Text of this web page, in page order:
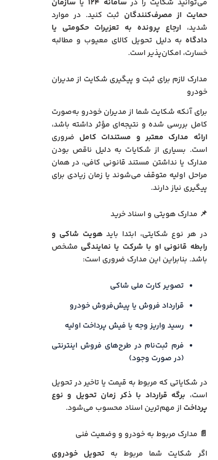
می‌توانید شکایت را در سامانه ۱۲۴ یا سازمان
حمایت از مصرف‌کنندگان ثبت کنید. در موارد
شدید، ارجاع پرونده به تعزیرات حکومتی یا
دادگاه به دلیل تحویل کالای معیوب و مطالبه
خسارت، امکان‌پذیر است.
مدارک لازم برای ثبت و پیگیری شکایت از مدیران
خودرو
برای آنکه شکایت شما از مدیران خودرو به‌صورت
کامل بررسی شده و نتیجه‌ای مؤثر داشته باشد،
ارائه مدارک معتبر و مستندات کامل ضروری
است. بسیاری از شکایات به دلیل ناقص بودن
مدارک یا نداشتن مستند قانونی کافی، در همان
مراحل اولیه متوقف می‌شوند یا زمان زیادی برای
پیگیری نیاز دارند.
📌 مدارک هویتی و اسناد خرید
در هر نوع شکایتی، ابتدا بایدهویت شاکی و
رابطه قانونی او با شرکت یا نمایندگی مشخص
باشد. بنابراین این مدارک ضروری است:
تصویر کارت ملی شاکی
قرارداد فروش یا پیش‌فروش خودرو
رسید واریز وجه یا فیش پرداخت اولیه
فرم ثبت‌نام در طرح‌های فروش اینترنتی
(در صورت وجود)
در شکایاتی که مربوط به قیمت یا تاخیر در تحویل
است، برگه قرارداد با ذکر زمان تحویل و نوع
پرداخت از مهم‌ترین اسناد محسوب می‌شود.
📄 مدارک مربوط به خودرو و وضعیت فنی
اگر شکایت شما مربوط به تحویل خودروی